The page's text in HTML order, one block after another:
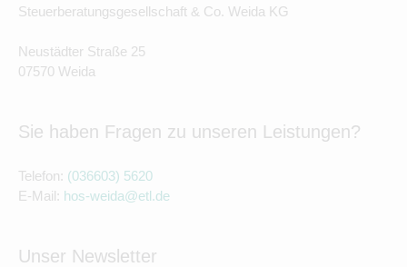
Steuerberatungsgesellschaft & Co. Weida KG
Neustädter Straße 25
07570 Weida
Sie haben Fragen zu unseren Leistungen?
Telefon: (036603) 5620
E-Mail: hos-weida@etl.de
Unser Newsletter